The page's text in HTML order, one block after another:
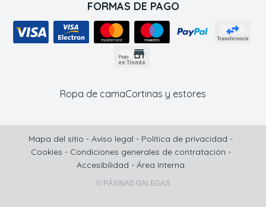
FORMAS DE PAGO
Ropa de camaCortinas y estores
Mapa del sitio - Aviso legal - Política de privacidad -
Cookies - Condiciones generales de contratación -
Accesibilidad - Área Interna
© PÁXINAS GALEGAS